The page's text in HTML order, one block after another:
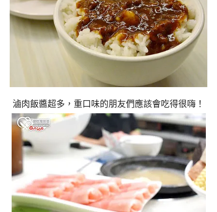
滷肉飯醬超多，重口味的朋友們應該會吃得很嗨！